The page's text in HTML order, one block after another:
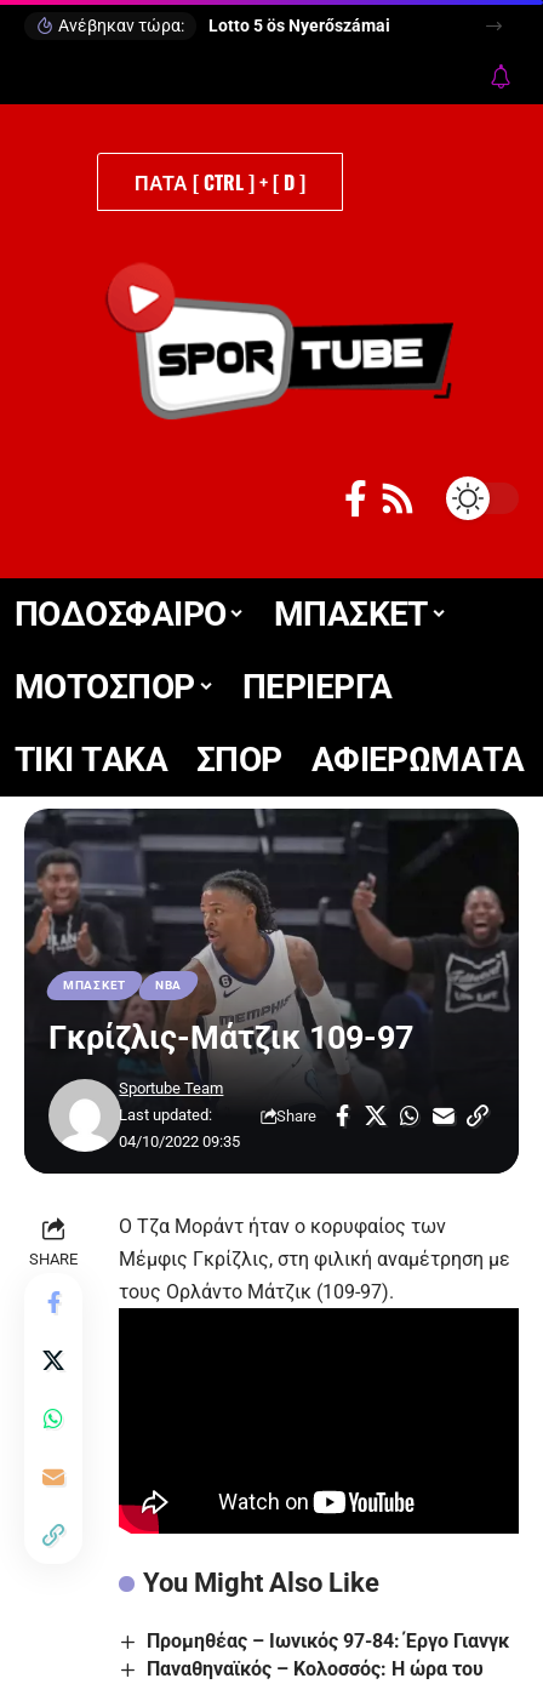
Ανέβηκαν τώρα: Lotto 5 ös Nyerőszámai
ΠΑΤΑ [ CTRL ] + [ D ]
ΠΟΔΟΣΦΑΙΡΟ
ΜΠΑΣΚΕΤ
ΜΟΤΟΣΠΟΡ
ΠΕΡΙΕΡΓΑ
TIKΙ TΑΚΑ
ΣΠΟΡ ΑΦΙΕΡΩΜΑΤΑ
ΜΠΑΣΚΕΤ ΝΒΑ
Γκρίζλις-Μάτζικ 109-97
Last updated:
04/10/2022 09:35
Sportube Team
Share
SHARE
Ο Τζα Μοράντ ήταν ο κορυφαίος των
Μέμφις Γκρίζλις, στη φιλική αναμέτρηση με
τους Ορλάντο Μάτζικ (109-97).
You Might Also Like
Προμηθέας – Ιωνικός 97-84: Έργο Γιανγκ
Παναθηναϊκός – Κολοσσός: Η ώρα του